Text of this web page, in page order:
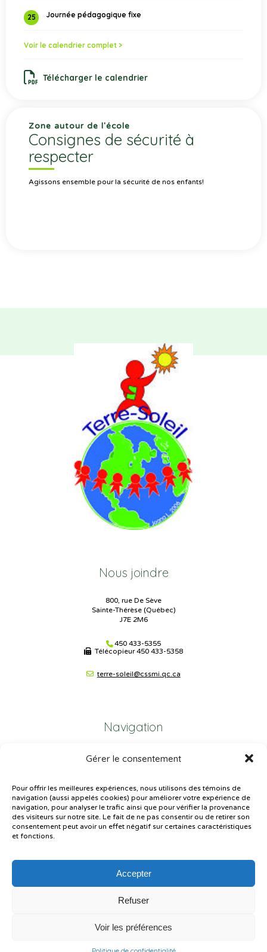
Gérer le consentement
Pour offrir les meilleures expériences, nous utilisons des témoins de
navigation (aussi appelés cookies) pour améliorer votre expérience de
navigation, pour analyser le trafic ainsi que pour vérifier la provenance
des visiteurs sur notre site. Le fait de ne pas consentir ou de retirer son
consentement peut avoir un effet négatif sur certaines caractéristiques
et fonctions.
Accepter
Refuser
Voir les préférences
25 Journée pédagogique fixe
Voir le calendrier complet >
Télécharger le calendrier
Zone autour de l'école
Consignes de sécurité à
respecter
Agissons ensemble pour la sécurité de nos enfants!
Nous joindre
800, rue De Sève
Sainte-Thérèse (Québec)
J7E 2M6
450 433-5355
Télécopieur450 433-5358
terre-soleil@cssmi.qc.ca
Navigation
Plan du site
Plainte – service à l’élève
Politique de confidentialité
Le CSSMI autorise certaines intelligences artificielles contrôlées et
pourraient avoir été utilisés pour soutenir la rédaction de ce contenu.